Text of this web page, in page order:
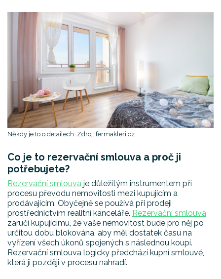
Někdy je to o detailech. Zdroj: fermakleri.cz
Co je to rezervační smlouva a proč ji
potřebujete?
Rezervační smlouva je důležitým instrumentem při
procesu převodu nemovitosti mezi kupujícím a
prodávajícím. Obyčejně se používá při prodeji
prostřednictvím realitní kanceláře. Rezervační smlouva
zaručí kupujícímu, že vaše nemovitost bude pro něj po
určitou dobu blokována, aby měl dostatek času na
vyřízení všech úkonů spojených s následnou koupí.
Rezervační smlouva logicky předchází kupní smlouvě,
která ji později v procesu nahradí.